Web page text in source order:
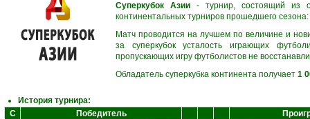
Суперкубок Азии - турнир, состоящий из
континентальных турниров прошедшего сезона:
Матч проводится на лучшем по величине и
за суперкубок усталость играющих
пропускающих игру футболистов не
Обладатель суперкубка континента получает 1
История турнира:
С
Победитель